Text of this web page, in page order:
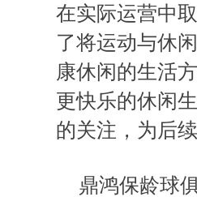
在实际运营中
了将运动与休
康休闲的生活
更快乐的休闲
的关注，为后
鼎鸿保龄球